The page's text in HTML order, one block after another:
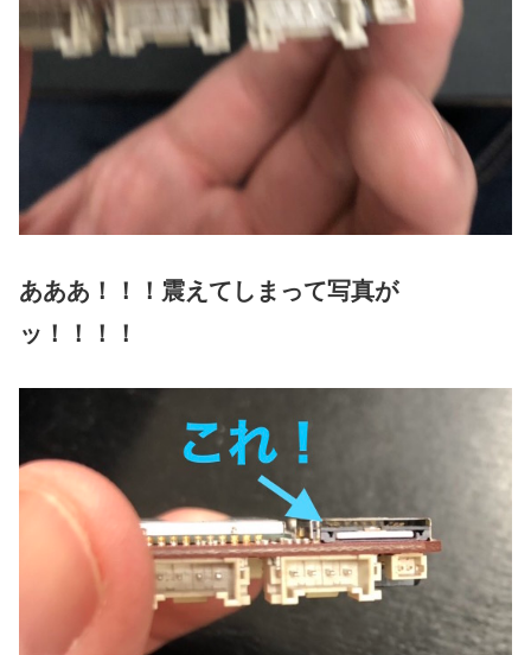
あああ！！！震えてしまって写真が
ッ！！！！